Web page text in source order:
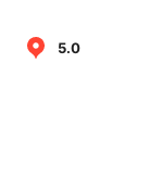
5.0